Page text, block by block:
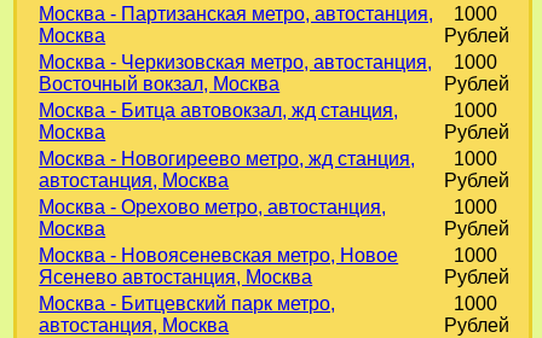
Москва - Партизанская метро, автостанция,
Москва
1000
Рублей
Москва - Черкизовская метро, автостанция,
Восточный вокзал, Москва
1000
Рублей
Москва - Битца автовокзал, жд станция,
Москва
1000
Рублей
Москва - Новогиреево метро, жд станция,
автостанция, Москва
1000
Рублей
Москва - Орехово метро, автостанция,
Москва
1000
Рублей
Москва - Новоясеневская метро, Новое
Ясенево автостанция, Москва
1000
Рублей
Москва - Битцевский парк метро,
автостанция, Москва
1000
Рублей